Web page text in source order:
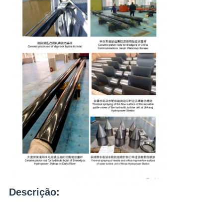
Descrição: